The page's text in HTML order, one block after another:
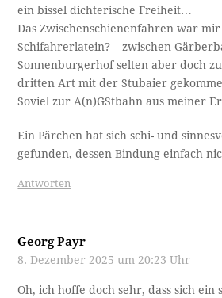
ein bissel dichterische Freiheit…
Das Zwischenschienenfahren war
Schifahrerlatein? – zwischen
Sonnenburgerhof selten aber doch
dritten Art mit der Stubaier
Soviel zur A(n)GStbahn aus meiner
Ein Pärchen hat sich schi- und
gefunden, dessen Bindung einfach
Antworten
Georg Payr
8. Dezember 2025 um 20:23 Uhr
Oh, ich hoffe doch sehr, dass sich ein